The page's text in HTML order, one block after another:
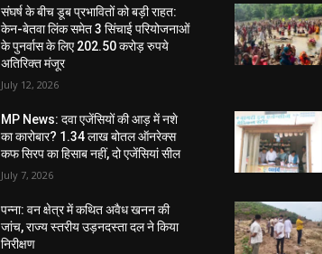
संघर्ष के बीच डूब प्रभावितों को बड़ी राहत:
केन-बेतवा लिंक समेत 3 सिंचाई परियोजनाओं
के पुनर्वास के लिए 202.50 करोड़ रुपये
अतिरिक्त मंजूर
July 12, 2026
MP News: दवा एजेंसियों की आड़ में नशे
का कारोबार? 1.34 लाख बोतल ऑनरेक्स
कफ सिरप का हिसाब नहीं, दो एजेंसियां सील
July 7, 2026
पन्ना: वन क्षेत्र में कथित अवैध खनन की
जांच, राज्य स्तरीय उड़नदस्ता दल ने किया
निरीक्षण